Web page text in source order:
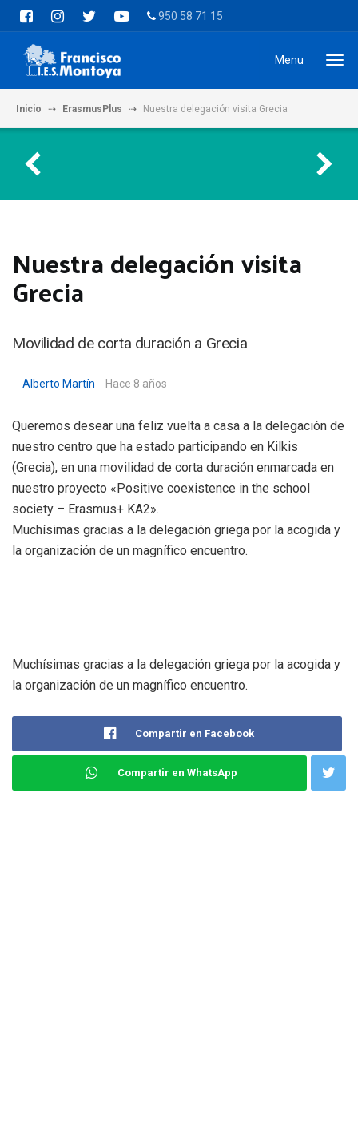
950 58 71 15
Menu
Inicio ErasmusPlus Nuestra delegación visita Grecia
Nuestra delegación visita
Grecia
Movilidad de corta duración a Grecia
Alberto Martín Hace 8 años
Queremos desear una feliz vuelta a casa a la delegación de
nuestro centro que ha estado participando en Kilkis
(Grecia), en una movilidad de corta duración enmarcada en
nuestro proyecto «Positive coexistence in the school
society – Erasmus+ KA2».
Muchísimas gracias a la delegación griega por la acogida y
la organización de un magnífico encuentro.
Muchísimas gracias a la delegación griega por la acogida y
la organización de un magnífico encuentro.
Compartir en Facebook
Compartir en WhatsApp